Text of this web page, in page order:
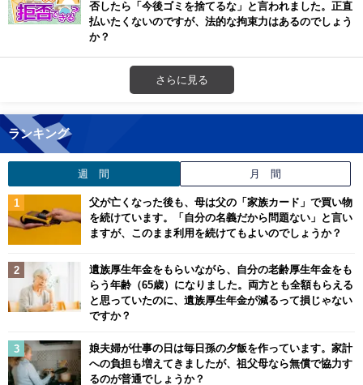
否したら「今後ゴミを捨てるな」と言われました。正直
払いたくないのですが、法的な拘束力はあるのでしょう
か？
さらに見る
ランキング
週 間 月 間
父が亡くなった後も、母は父の「家族カード」で買い物
を続けています。「自分の名義だから問題ない」と言い
ますが、このまま利用を続けてもよいのでしょうか？
遺族厚生年金をもらいながら、自分の老齢厚生年金をも
らう年齢（65歳）になりました。両方とも全額もらえる
と思っていたのに、遺族厚生年金が減るって損じゃない
ですか？
娘夫婦が仕事の日は毎日孫の夕飯を作っています。家計
への負担も増えてきましたが、祖父母なら無償で協力す
るのが普通でしょうか？